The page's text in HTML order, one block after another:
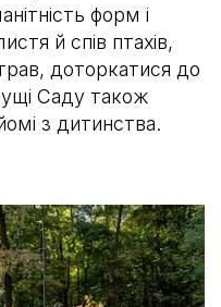
форм і
й спів птахів,
трав, доторкатися до
Саду також
з дитинства.